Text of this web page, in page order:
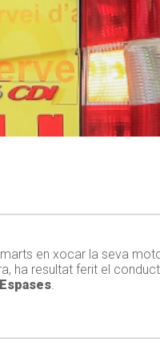
en xocar la seva
ha resultat ferit el
.